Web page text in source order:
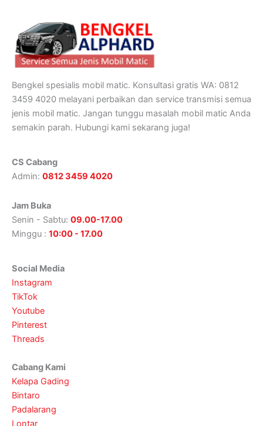
Bengkel spesialis mobil matic. Konsultasi gratis WA: 0812
3459 4020 melayani perbaikan dan service transmisi semua
jenis mobil matic. Jangan tunggu masalah mobil matic Anda
semakin parah. Hubungi kami sekarang juga!
CS Cabang
Admin: 0812 3459 4020
Jam Buka
Senin - Sabtu: 09.00-17.00
Minggu : 10:00 - 17.00
Social Media
Instagram
TikTok
Youtube
Pinterest
Threads
Cabang Kami
Kelapa Gading
Bintaro
Padalarang